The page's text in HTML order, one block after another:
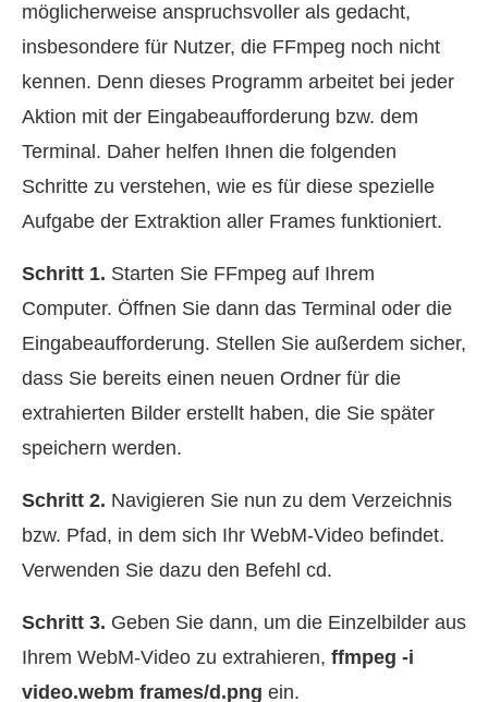
möglicherweise anspruchsvoller als gedacht,
insbesondere für Nutzer, die FFmpeg noch nicht
kennen. Denn dieses Programm arbeitet bei jeder
Aktion mit der Eingabeaufforderung bzw. dem
Terminal. Daher helfen Ihnen die folgenden
Schritte zu verstehen, wie es für diese spezielle
Aufgabe der Extraktion aller Frames funktioniert.
Schritt 1. Starten Sie FFmpeg auf Ihrem
Computer. Öffnen Sie dann das Terminal oder die
Eingabeaufforderung. Stellen Sie außerdem sicher,
dass Sie bereits einen neuen Ordner für die
extrahierten Bilder erstellt haben, die Sie später
speichern werden.
Schritt 2. Navigieren Sie nun zu dem Verzeichnis
bzw. Pfad, in dem sich Ihr WebM‑Video befindet.
Verwenden Sie dazu den Befehl cd.
Schritt 3. Geben Sie dann, um die Einzelbilder aus
Ihrem WebM‑Video zu extrahieren, ffmpeg -i
video.webm frames/d.png ein.